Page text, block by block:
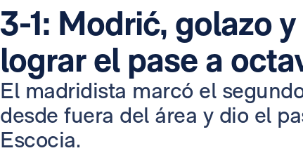
3-1: Modrić, golazo
lograr el pase a
El madridista marcó el
desde fuera del área y dio el
Escocia.